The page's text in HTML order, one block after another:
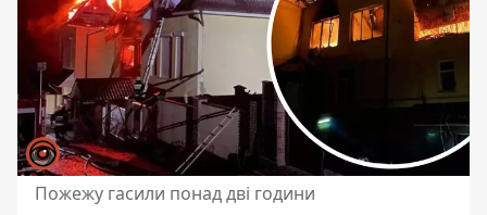
Пожежу гасили понад дві години